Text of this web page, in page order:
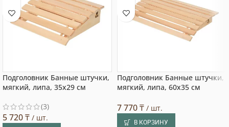
Подголовник Банные штучки,
мягкий, липа, 35х29 см
(3)
5 720₸ / шт.
Подголовник Банные штучки,
мягкий, липа, 60х35 см
7 770₸ / шт.
В КОРЗИНУ